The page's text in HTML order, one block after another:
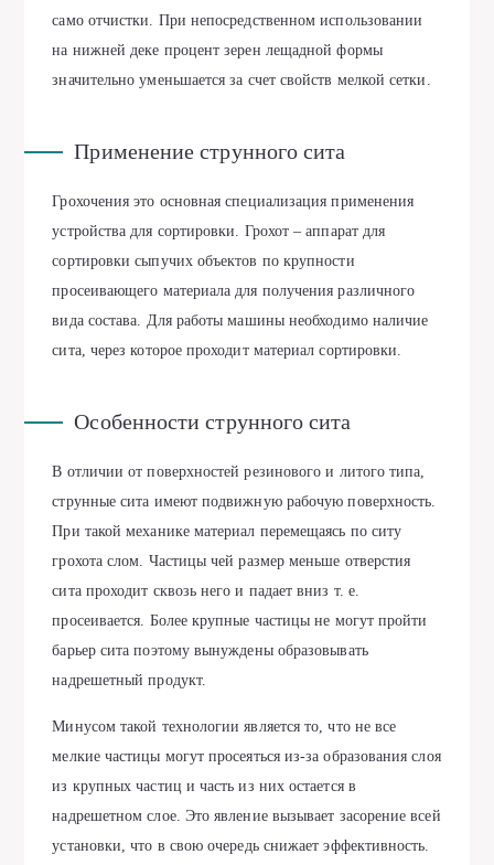
само отчистки. При непосредственном использовании
на нижней деке процент зерен лещадной формы
значительно уменьшается за счет свойств мелкой сетки.
Применение струнного сита
Грохочения это основная специализация применения
устройства для сортировки. Грохот – аппарат для
сортировки сыпучих объектов по крупности
просеивающего материала для получения различного
вида состава. Для работы машины необходимо наличие
сита, через которое проходит материал сортировки.
Особенности струнного сита
В отличии от поверхностей резинового и литого типа,
струнные сита имеют подвижную рабочую поверхность.
При такой механике материал перемещаясь по ситу
грохота слом. Частицы чей размер меньше отверстия
сита проходит сквозь него и падает вниз т. е.
просеивается. Более крупные частицы не могут пройти
барьер сита поэтому вынуждены образовывать
надрешетный продукт.
Минусом такой технологии является то, что не все
мелкие частицы могут просеяться из-за образования слоя
из крупных частиц и часть из них остается в
надрешетном слое. Это явление вызывает засорение всей
установки, что в свою очередь снижает эффективность.